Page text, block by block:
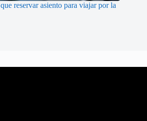
reservar asiento para viajar por la